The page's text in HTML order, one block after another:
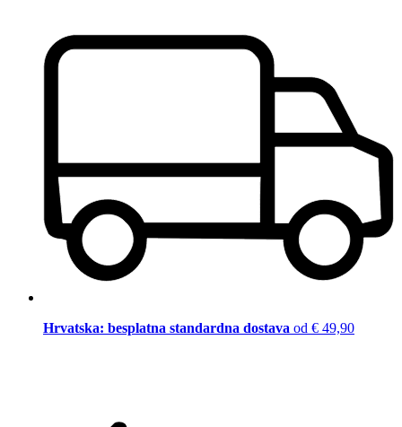
Hrvatska: besplatna standardna dostava od € 49,90